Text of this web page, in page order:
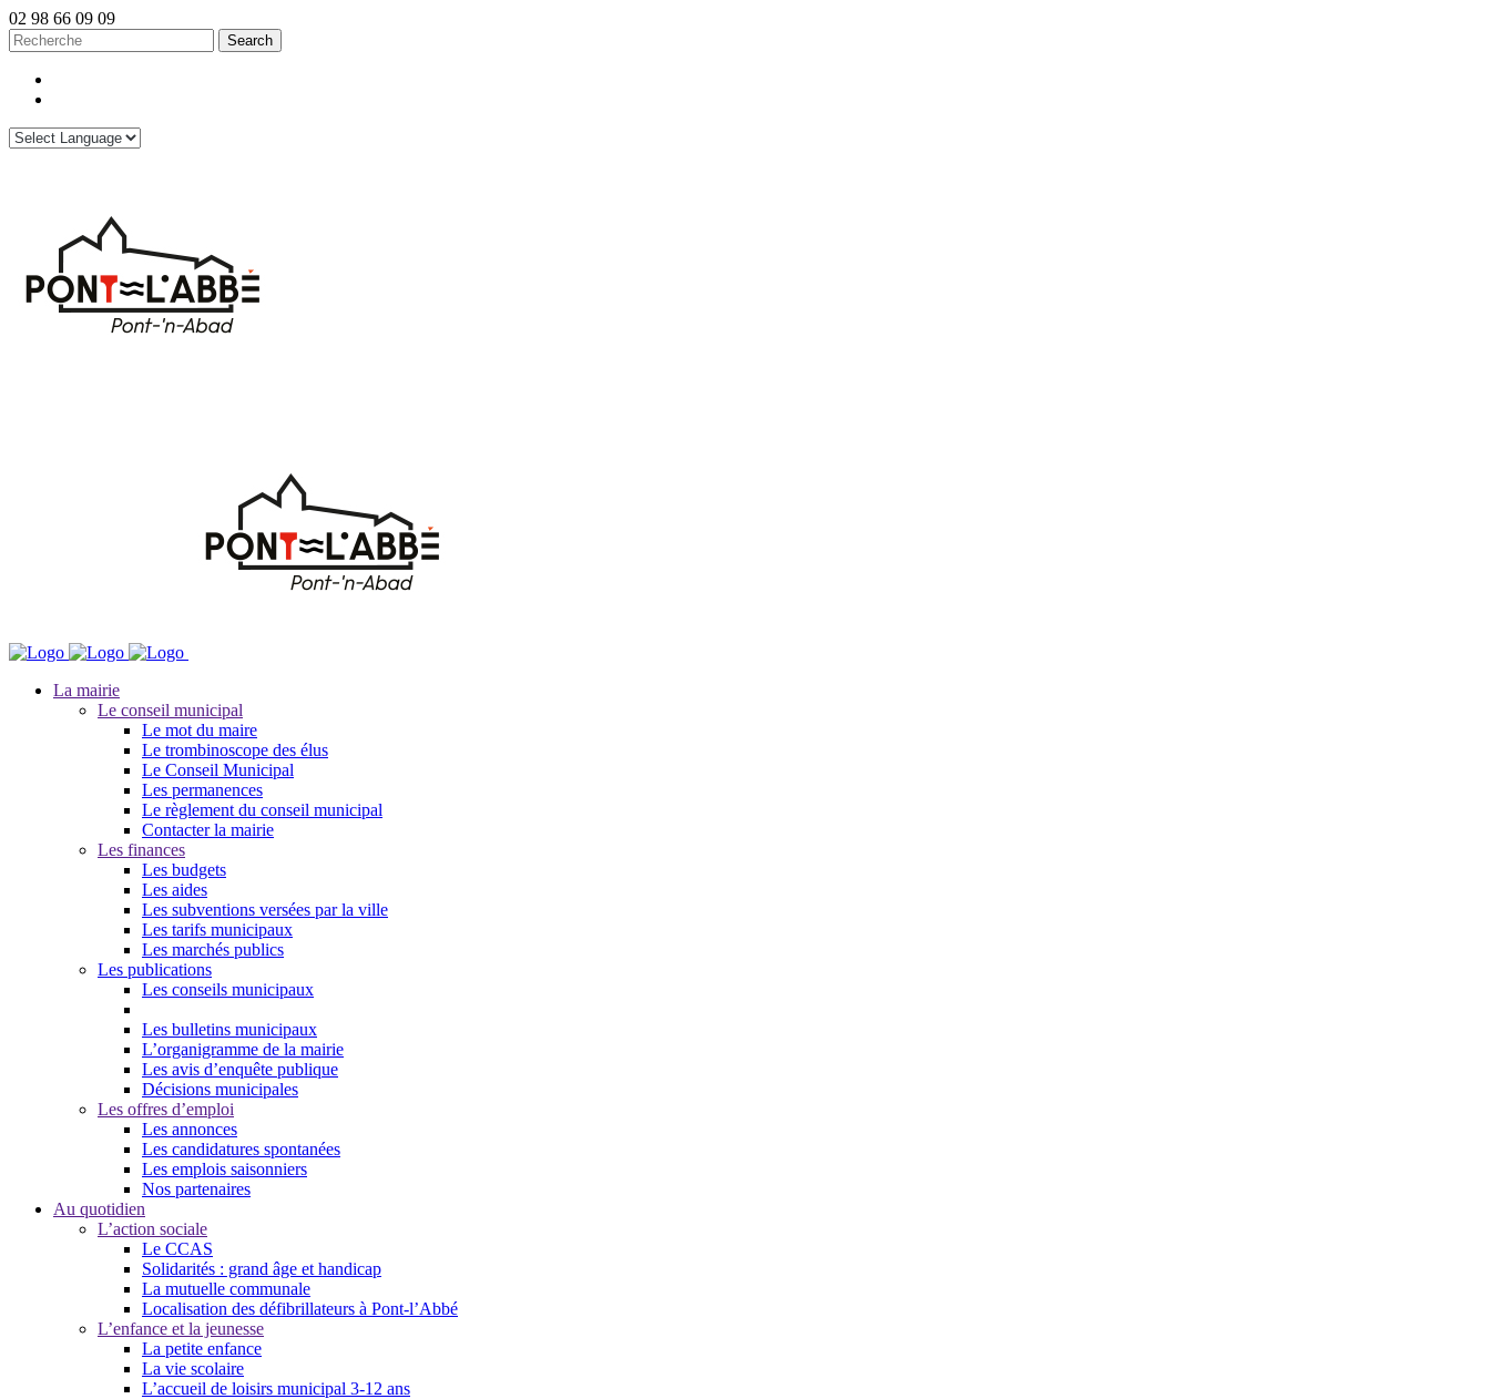
02 98 66 09 09
La mairie
Le conseil municipal
Le mot du maire
Le trombinoscope des élus
Le Conseil Municipal
Les permanences
Le règlement du conseil municipal
Contacter la mairie
Les finances
Les budgets
Les aides
Les subventions versées par la ville
Les tarifs municipaux
Les marchés publics
Les publications
Les conseils municipaux
Les bulletins municipaux
L’organigramme de la mairie
Les avis d’enquête publique
Décisions municipales
Les offres d’emploi
Les annonces
Les candidatures spontanées
Les emplois saisonniers
Nos partenaires
Au quotidien
L’action sociale
Le CCAS
Solidarités : grand âge et handicap
La mutuelle communale
Localisation des défibrillateurs à Pont-l’Abbé
L’enfance et la jeunesse
La petite enfance
La vie scolaire
L’accueil de loisirs municipal 3-12 ans